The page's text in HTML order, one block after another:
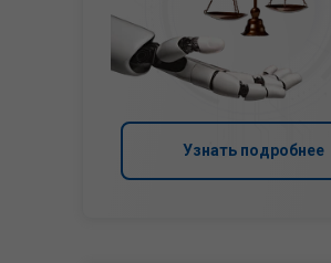
Узнать подробнее